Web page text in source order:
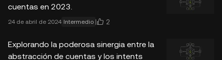
cuentas en 2023.
24 de abril de 2024 Intermedio 2
Explorando la poderosa sinergia entre la
abstracción de cuentas y los intents